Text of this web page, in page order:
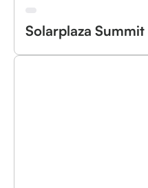
Solarplaza